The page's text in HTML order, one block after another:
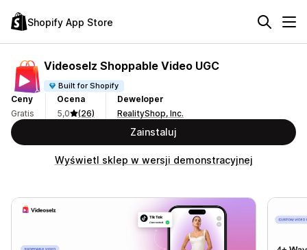
Shopify App Store
Videoselz Shoppable Video UGC
Built for Shopify
Ceny
Gratis
Ocena
5,0
(26)
Deweloper
RealityShop, Inc.
Zainstaluj
Wyświetl sklep w wersji demonstracyjnej